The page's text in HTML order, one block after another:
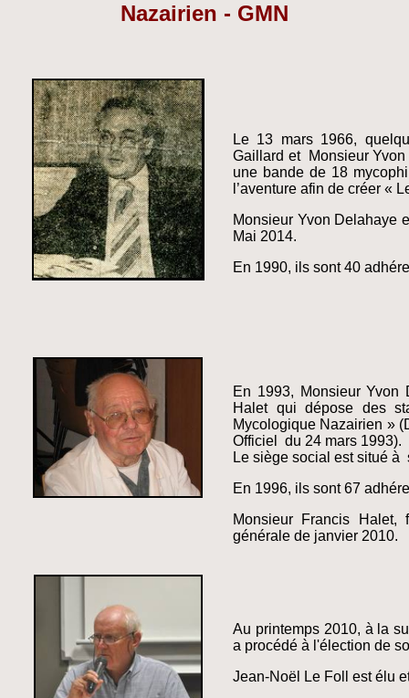
Nazairien - GMN
Le 13 mars 1966,
Gaillard et Monsieur
une bande de 18
l’aventure afin de créer «
Monsieur Yvon Delahaye
Mai 2014.
En 1990, ils sont 40
En 1993, Monsieur Yvon
Halet qui dépose des
Mycologique Nazairien »
Officiel du 24 mars 1993).
Le siège social est situé à
En 1996, ils sont 67
Monsieur Francis Halet,
générale de janvier 2010.
Au printemps 2010, à la
a procédé à l'élection de
Jean-Noël Le Foll est élu